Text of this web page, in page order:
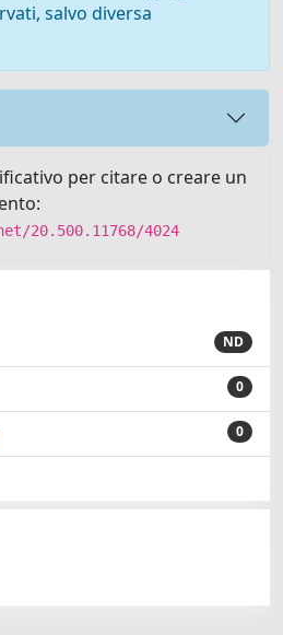
salvo diversa
per citare o creare un
20.500.11768/4024
ND
0
0